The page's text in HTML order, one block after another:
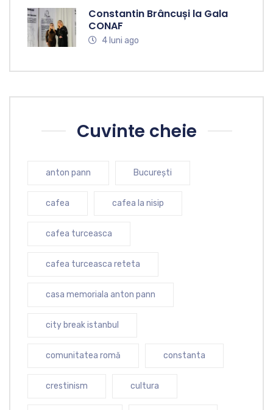
Constantin Brâncuși la Gala
CONAF
4 luni ago
Cuvinte cheie
anton pann București
cafea cafea la nisip
cafea turceasca
cafea turceasca reteta
casa memoriala anton pann
city break istanbul
comunitatea romă constanta
crestinism cultura